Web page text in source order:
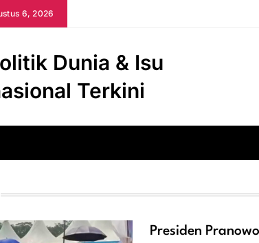
6, 2026
Dunia & Isu
Terkini
Presiden